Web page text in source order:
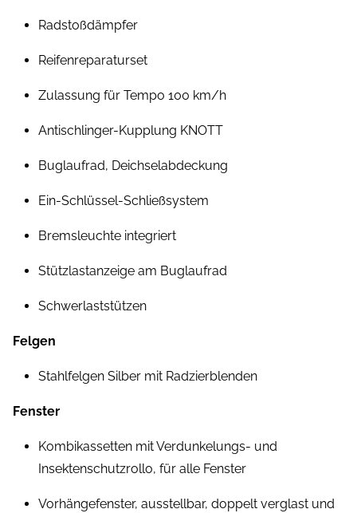
Radstoßdämpfer
Reifenreparaturset
Zulassung für Tempo 100 km/h
Antischlinger-Kupplung KNOTT
Buglaufrad, Deichselabdeckung
Ein-Schlüssel-Schließsystem
Bremsleuchte integriert
Stützlastanzeige am Buglaufrad
Schwerlaststützen
Felgen
Stahlfelgen Silber mit Radzierblenden
Fenster
Kombikassetten mit Verdunkelungs- und
Insektenschutzrollo, für alle Fenster
Vorhängefenster, ausstellbar, doppelt verglast und